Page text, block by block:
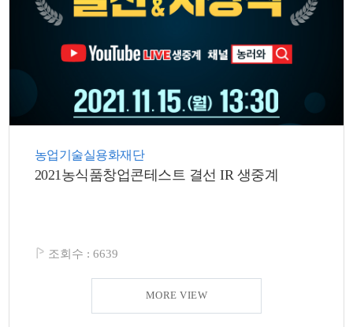
농업기술실용화재단
2021농식품창업콘테스트 결선 IR 생중계
조회수 : 6639
MORE VIEW